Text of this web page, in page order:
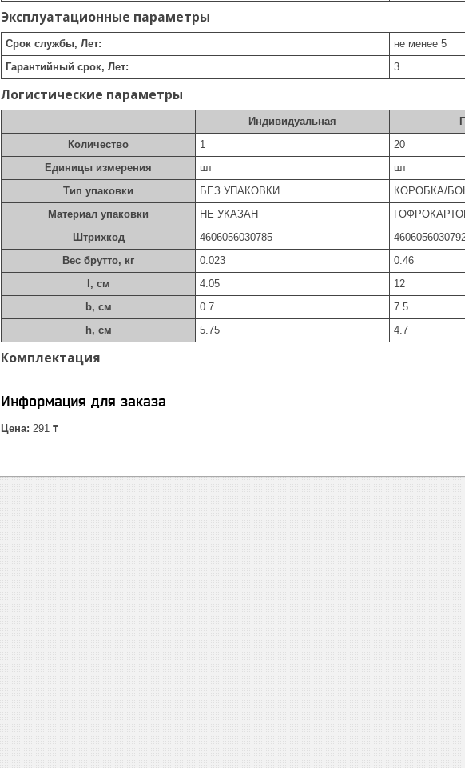
Эксплуатационные параметры
Срок службы, Лет:
не менее 5
Гарантийный срок, Лет:
3
Логистические параметры
Индивидуальная
Количество
1
20
Единицы измерения
шт
шт
Тип упаковки
БЕЗ УПАКОВКИ
КОРОБКА/
Материал упаковки
НЕ УКАЗАН
Штрихкод
4606056030785
Вес брутто, кг
0.023
0.46
l, см
4.05
12
b, см
0.7
7.5
h, см
5.75 4.7
Комплектация
Информация для заказа
Цена: 291 ₸